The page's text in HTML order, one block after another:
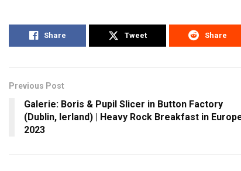
Share Tweet Share
Previous Post
Galerie: Boris & Pupil Slicer in Button Factory
(Dublin, Ierland) | Heavy Rock Breakfast in
2023